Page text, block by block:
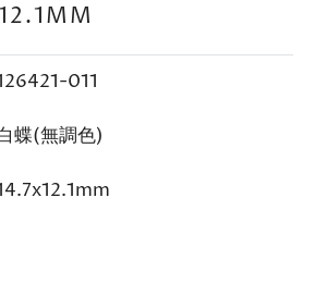
011
蝶(無調色)